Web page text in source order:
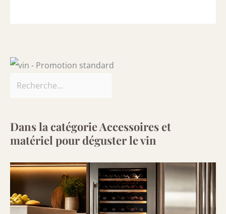
Dans la catégorie Accessoires et
matériel pour déguster le vin